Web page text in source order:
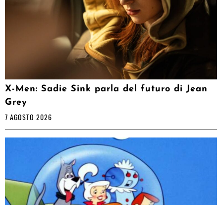
X-Men: Sadie Sink parla del futuro di Jean
Grey
7 AGOSTO 2026